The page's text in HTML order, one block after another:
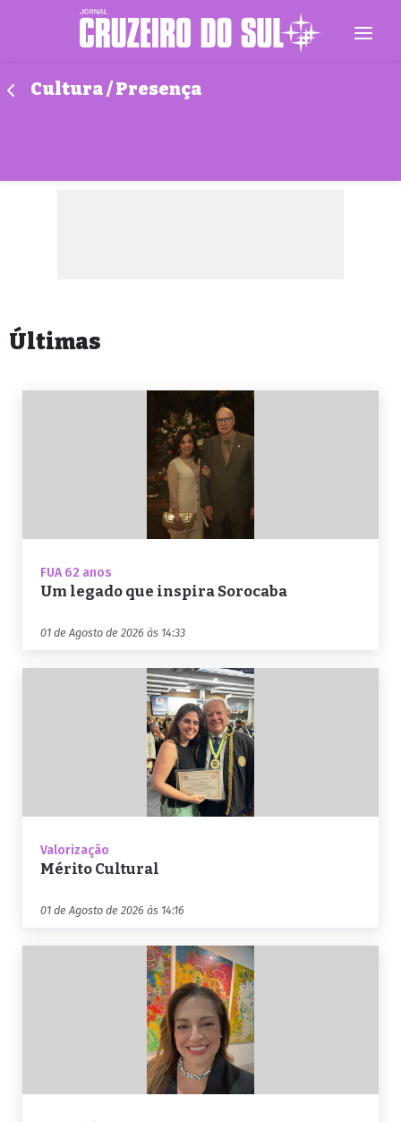
Cultura / Presença
Últimas
FUA 62 anos
Um legado que inspira Sorocaba
01 de Agosto de 2026 às 14:33
Valorização
Mérito Cultural
01 de Agosto de 2026 às 14:16